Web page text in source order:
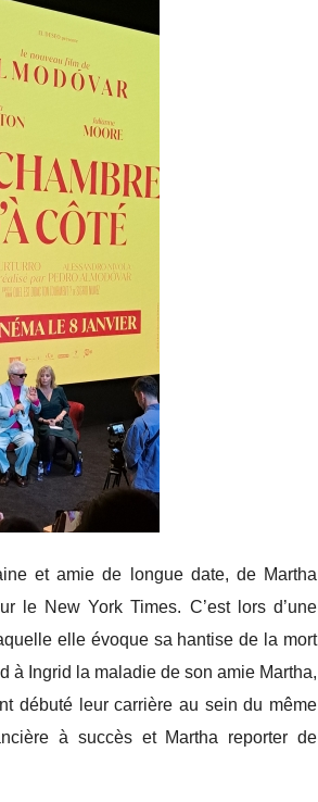
et amie de longue date, de Martha
le New York Times. C’est lors d’une
elle évoque sa hantise de la mort
à Ingrid la maladie de son amie Martha,
débuté leur carrière au sein du même
à succès et Martha reporter de